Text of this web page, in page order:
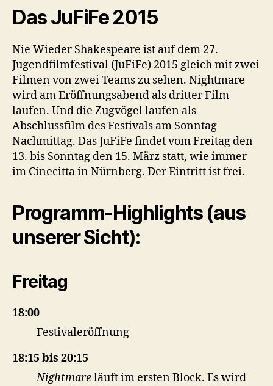
Das JuFiFe 2015
Nie Wieder Shakespeare ist auf dem 27.
Jugendfilmfestival (JuFiFe) 2015 gleich mit zwei
Filmen von zwei Teams zu sehen. Nightmare
wird am Eröffnungsabend als dritter Film
laufen. Und die Zugvögel laufen als
Abschlussfilm des Festivals am Sonntag
Nachmittag. Das JuFiFe findet vom Freitag den
13. bis Sonntag den 15. März statt, wie immer
im Cinecitta in Nürnberg. Der Eintritt ist frei.
Programm-Highlights (aus
unserer Sicht):
Freitag
18:00
Festivaleröffnung
18:15 bis 20:15
Nightmareläuft im ersten Block. Es wird